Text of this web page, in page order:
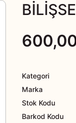
Kategori
Marka
Stok Kodu
Barkod Kodu